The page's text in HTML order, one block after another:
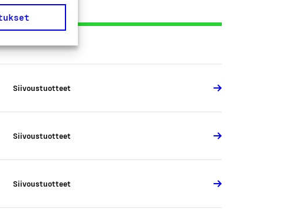
Siivoustuotteet
Siivoustuotteet
Siivoustuotteet